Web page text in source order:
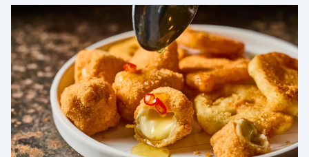
strandételei –
végigkóstoltuk a
győzteseket
búcsúzik a Pampushka